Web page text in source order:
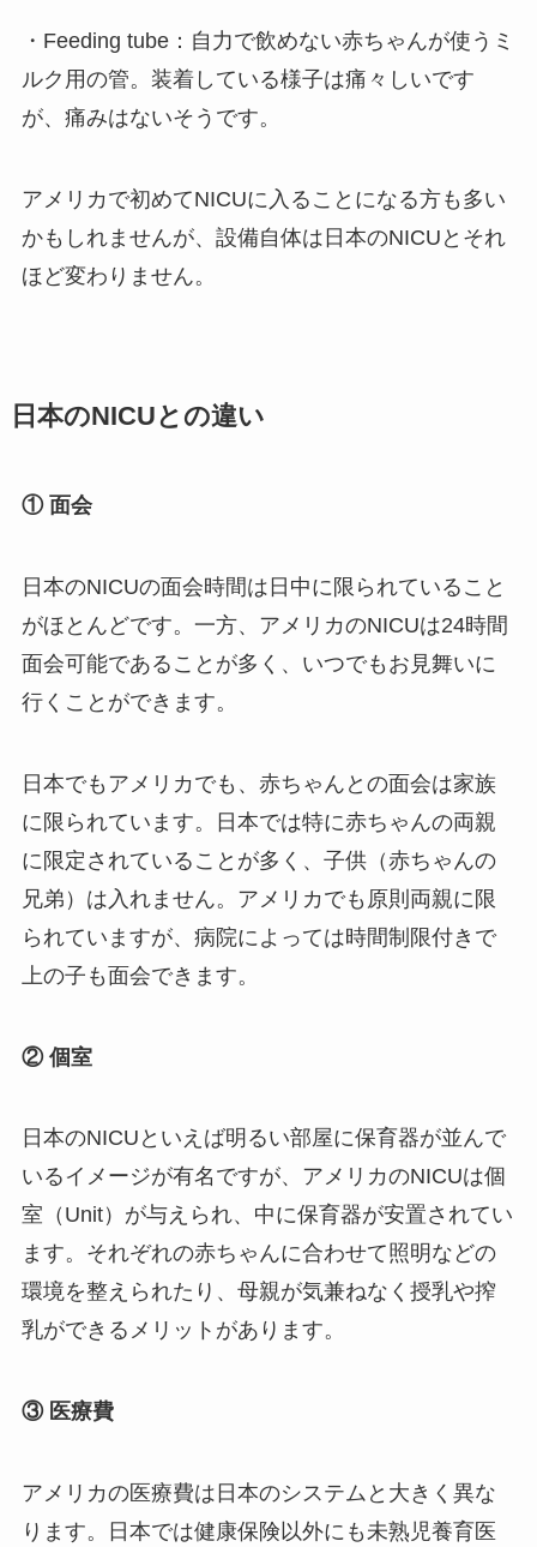
・Feeding tube：自力で飲めない赤ちゃんが使うミ
ルク用の管。装着している様子は痛々しいです
が、痛みはないそうです。
アメリカで初めてNICUに入ることになる方も多い
かもしれませんが、設備自体は日本のNICUとそれ
ほど変わりません。
日本のNICUとの違い
① 面会
日本のNICUの面会時間は日中に限られていること
がほとんどです。一方、アメリカのNICUは24時間
面会可能であることが多く、いつでもお見舞いに
行くことができます。
日本でもアメリカでも、赤ちゃんとの面会は家族
に限られています。日本では特に赤ちゃんの両親
に限定されていることが多く、子供（赤ちゃんの
兄弟）は入れません。アメリカでも原則両親に限
られていますが、病院によっては時間制限付きで
上の子も面会できます。
② 個室
日本のNICUといえば明るい部屋に保育器が並んで
いるイメージが有名ですが、アメリカのNICUは個
室（Unit）が与えられ、中に保育器が安置されてい
ます。それぞれの赤ちゃんに合わせて照明などの
環境を整えられたり、母親が気兼ねなく授乳や搾
乳ができるメリットがあります。
③ 医療費
アメリカの医療費は日本のシステムと大きく異な
ります。日本では健康保険以外にも未熟児養育医